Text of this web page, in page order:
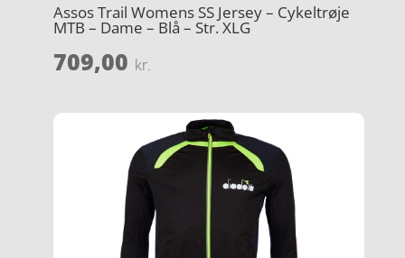
Assos Trail Womens SS Jersey – Cykeltrøje
MTB – Dame – Blå – Str. XLG
709,00 kr.